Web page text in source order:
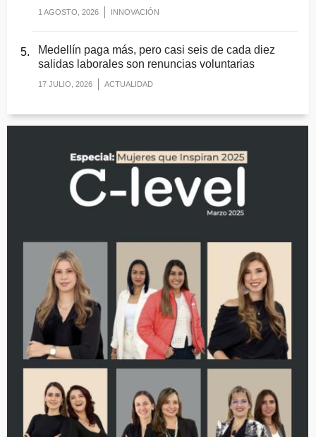
1 AGOSTO, 2026 INNOVACIÓN
Medellín paga más, pero casi seis de cada diez
salidas laborales son renuncias voluntarias
17 JULIO, 2026 ACTUALIDAD